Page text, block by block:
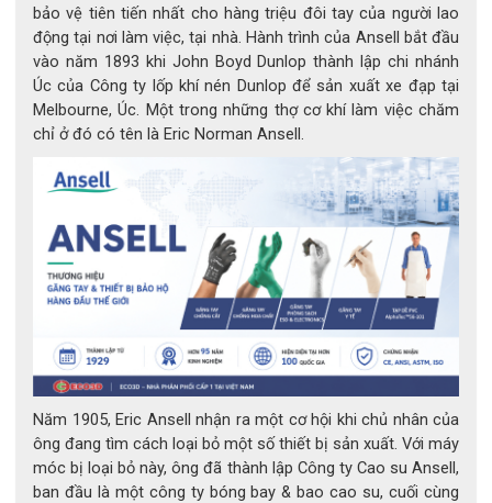
Găng tay RINGERS R065
1. Cấu tạo và vật liệu cao cấp
Găng tay RINGERS R065 được cấu tạo từ sợi tổng hợp bền
chắc kết hợp với lớp phủ nitrile cao cấp.
bảo vệ tiên tiến nhất cho hàng triệu đôi tay của người lao
động tại nơi làm việc, tại nhà. Hành trình của Ansell bắt đầu
vào năm 1893 khi John Boyd Dunlop thành lập chi nhánh
Úc của Công ty lốp khí nén Dunlop để sản xuất xe đạp tại
Melbourne, Úc. Một trong những thợ cơ khí làm việc chăm
chỉ ở đó có tên là Eric Norman Ansell.
Năm 1905, Eric Ansell nhận ra một cơ hội khi chủ nhân của
ông đang tìm cách loại bỏ một số thiết bị sản xuất. Với máy
móc bị loại bỏ này, ông đã thành lập Công ty Cao su Ansell,
ban đầu là một công ty bóng bay & bao cao su, cuối cùng